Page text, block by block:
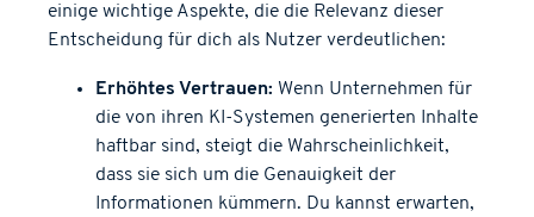
einige wichtige Aspekte, die die Relevanz dieser
Entscheidung für dich als Nutzer verdeutlichen:
Erhöhtes Vertrauen: Wenn Unternehmen für
die von ihren KI-Systemen generierten Inhalte
haftbar sind, steigt die Wahrscheinlichkeit,
dass sie sich um die Genauigkeit der
Informationen kümmern. Du kannst erwarten,